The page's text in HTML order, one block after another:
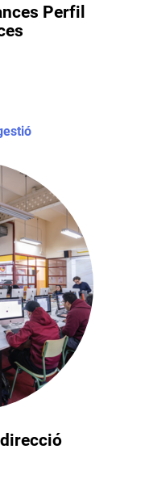
Perfil